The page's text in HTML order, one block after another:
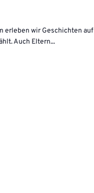
erleben wir Geschichten auf
Auch Eltern...